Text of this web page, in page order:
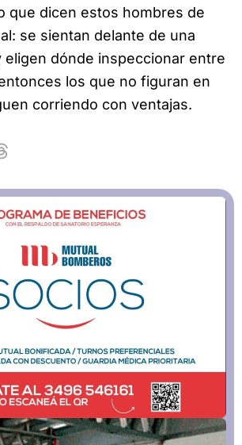
que dicen estos hombres de
se sientan delante de una
eligen dónde inspeccionar entre
los que no figuran en
corriendo con ventajas.